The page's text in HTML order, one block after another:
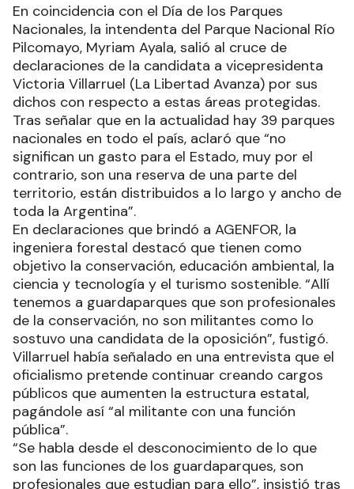
En coincidencia con el Día de los Parques
Nacionales, la intendenta del Parque Nacional Río
Pilcomayo, Myriam Ayala, salió al cruce de
declaraciones de la candidata a vicepresidenta
Victoria Villarruel (La Libertad Avanza) por sus
dichos con respecto a estas áreas protegidas.
Tras señalar que en la actualidad hay 39 parques
nacionales en todo el país, aclaró que “no
significan un gasto para el Estado, muy por el
contrario, son una reserva de una parte del
territorio, están distribuidos a lo largo y ancho de
toda la Argentina”.
En declaraciones que brindó a AGENFOR, la
ingeniera forestal destacó que tienen como
objetivo la conservación, educación ambiental, la
ciencia y tecnología y el turismo sostenible. “Allí
tenemos a guardaparques que son profesionales
de la conservación, no son militantes como lo
sostuvo una candidata de la oposición”, fustigó.
Villarruel había señalado en una entrevista que el
oficialismo pretende continuar creando cargos
públicos que aumenten la estructura estatal,
pagándole así “al militante con una función
pública”.
“Se habla desde el desconocimiento de lo que
son las funciones de los guardaparques, son
profesionales que estudian para ello”, insistió tras